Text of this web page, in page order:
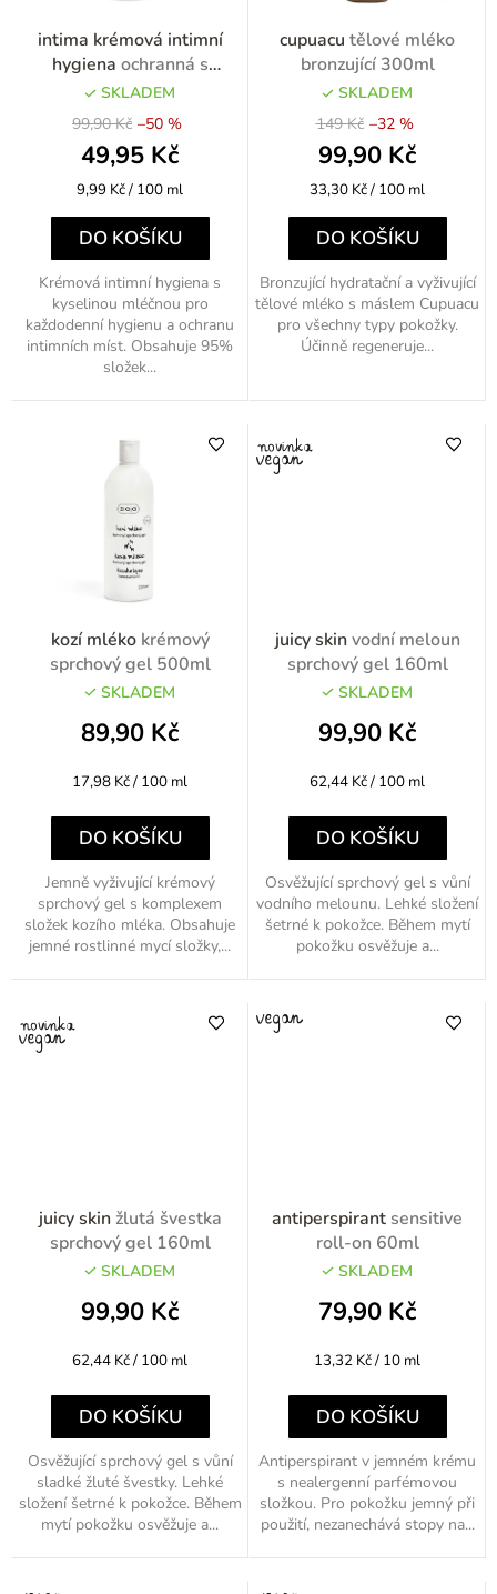
intima krémová intimní
hygiena ochranná s
kyselinou mléčnou 500ml
flip flop
SKLADEM
99,90 Kč
49,95 Kč
–50 %
Měrná
9,99 Kč / 100 ml
DO KOŠÍKU
Krémová intimní hygiena s
kyselinou mléčnou pro
každodenní hygienu a ochranu
intimních míst. Obsahuje 95%
složek...
cupuacu tělové mléko
bronzující 300ml
SKLADEM
149 Kč
99,90 Kč
–32 %
Měrná
33,30 Kč / 100 ml
DO KOŠÍKU
Bronzující hydratační a vyživující
tělové mléko s máslem Cupuacu
pro všechny typy pokožky.
Účinně regeneruje...
kozí mléko krémový
sprchový gel 500ml
SKLADEM
89,90 Kč
Měrná
17,98 Kč / 100 ml
DO KOŠÍKU
Jemně vyživující krémový
sprchový gel s komplexem
složek kozího mléka. Obsahuje
jemné rostlinné mycí složky,...
juicy skinvodní meloun
sprchový gel 160ml
SKLADEM
99,90 Kč
Měrná
62,44 Kč / 100 ml
DO KOŠÍKU
Osvěžující sprchový gel s vůní
vodního melounu. Lehké složení
šetrné k pokožce. Během mytí
pokožku osvěžuje a...
juicy skin žlutá švestka
sprchový gel 160ml
SKLADEM
99,90 Kč
Měrná
62,44 Kč / 100 ml
DO KOŠÍKU
Osvěžující sprchový gel s vůní
sladké žluté švestky. Lehké
složení šetrné k pokožce. Během
mytí pokožku osvěžuje a...
antiperspirant sensitive
roll-on 60ml
SKLADEM
79,90 Kč
Měrná
13,32 Kč / 10 ml
DO KOŠÍKU
Antiperspirant v jemném krému
s nealergenní parfémovou
složkou. Pro pokožku jemný při
použití, nezanechává stopy na...